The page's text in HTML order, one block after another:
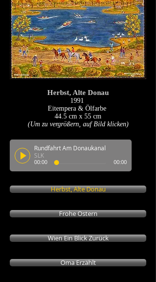
Herbst, Alte Donau
Frohe Ostern
Wien Ein Blick Zurück
Oma Erzählt
Herbst, Alte Donau
1991
Eitempera & Ölfarbe
44.5 cm x 55 cm
(Um zu vergrößern, auf Bild klicken)
Rundfahrt Am Donaukanal
SLK
00:00 00:00